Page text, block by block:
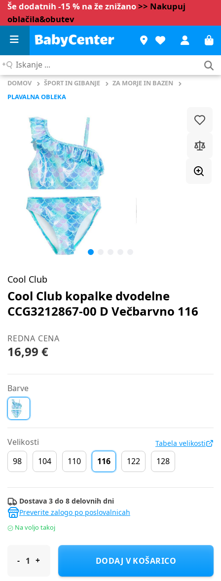
Še dodatnih -15 % na že znižano>> Nakupuj
oblačila&obutev
Iskanje
DOMOV ŠPORT IN GIBANJE
ZA MORJE IN BAZEN
PLAVALNA OBLEKA
Cool Club
Cool Club kopalke dvodelne
CCG3212867-00 D Večbarvno 116
REDNA CENA
16,99 €
Barve
Velikosti Tabela velikosti
98 104 110 116 122 128
Dostava 3 do 8 delovnih dni
Preverite zalogo po poslovalnicah
Na voljo takoj
Cool Club kopalke dvodelne CCG3212867-00 D Večbarvno 116
DODAJ V KOŠARICO